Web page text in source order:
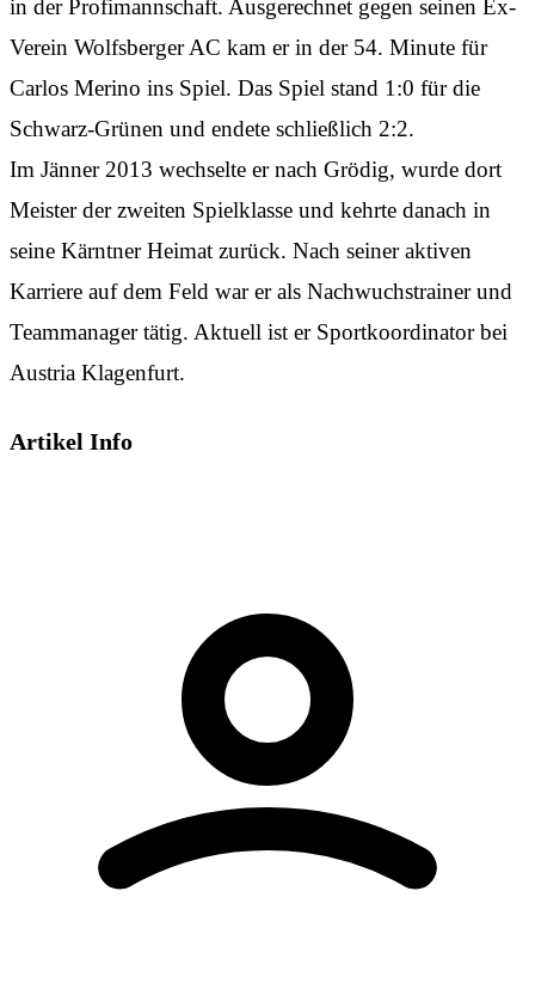
in der Profimannschaft. Ausgerechnet gegen seinen Ex-
Verein Wolfsberger AC kam er in der 54. Minute für
Carlos Merino ins Spiel. Das Spiel stand 1:0 für die
Schwarz-Grünen und endete schließlich 2:2.
Im Jänner 2013 wechselte er nach Grödig, wurde dort
Meister der zweiten Spielklasse und kehrte danach in
seine Kärntner Heimat zurück. Nach seiner aktiven
Karriere auf dem Feld war er als Nachwuchstrainer und
Teammanager tätig. Aktuell ist er Sportkoordinator bei
Austria Klagenfurt.
Artikel Info